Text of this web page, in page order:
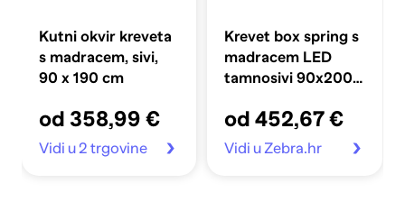
Kutni okvir kreveta
s madracem, sivi,
90 x 190 cm
od 358,99 €
Vidi u 2 trgovine
Krevet box spring s
madracem LED
tamnosivi 90x200
od 452,67 €
Vidi u Zebra.hr